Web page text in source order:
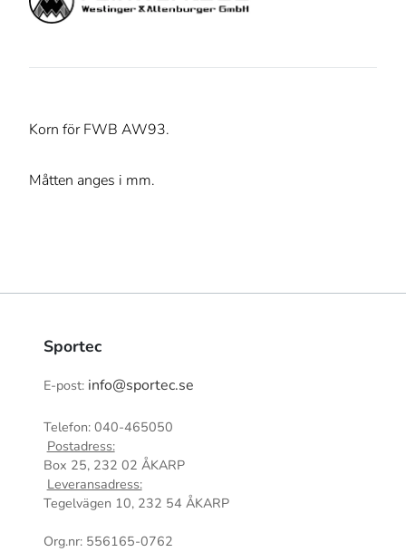
Korn för FWB AW93.
Måtten anges i mm.
Sportec
E-post: info@sportec.se
Telefon: 040-465050
Postadress:
Box 25, 232 02 ÅKARP
Leveransadress:
Tegelvägen 10, 232 54 ÅKARP
Org.nr: 556165-0762